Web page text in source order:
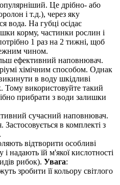
Це дрібно- або
і т.д.), через яку
вода. На губці осідає
корму, частинки рослин і
1 раз на 2 тижні, щоб
чином.
ефективний наповнювач.
хімічним способом. Однак
в воду шкідливі
Тому використовуйте такий
прибрати з води залишки
сучасний наповнювач.
в комплекті з
відтворити особливі
надають їй м'якої кислотності
рибок). Увага:
зробити її кольору світлого